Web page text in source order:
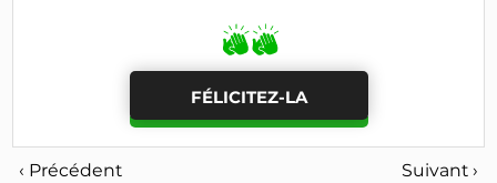
FÉLICITEZ-LA
‹ Précédent Suivant ›